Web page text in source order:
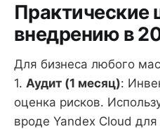
Практические
внедрению в
Для бизнеса любого
1. Аудит (1 месяц):
оценка рисков.
вроде Yandex Cloud